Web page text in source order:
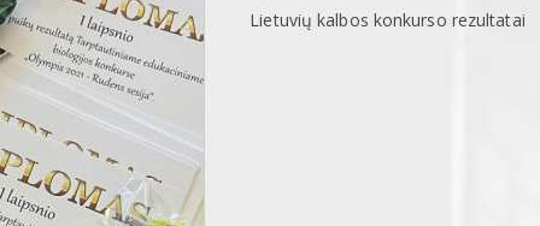
Lietuvių kalbos konkurso rezultatai